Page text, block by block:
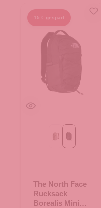
15 € gespart
Stone Slab /dark
TNF Black
The North Face
Rucksack
Borealis Mini